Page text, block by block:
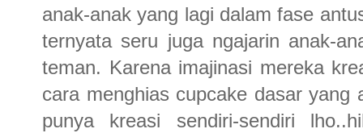
anak-anak yang lagi dalam fase
ternyata seru juga ngajarin anak-
teman. Karena imajinasi mereka
cara menghias cupcake dasar
punya kreasi sendiri-sendiri